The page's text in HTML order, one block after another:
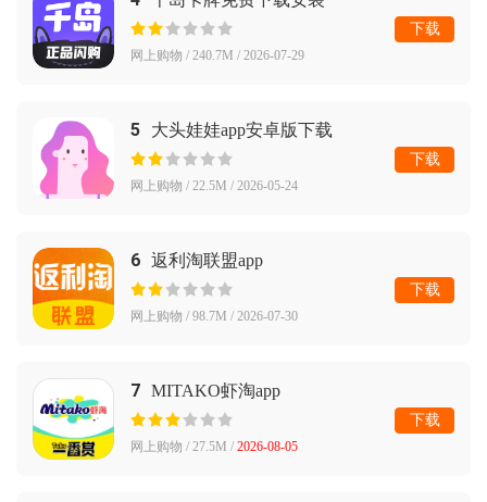
网上购物 / 240.7M / 2026-07-29
下载
5 大头娃娃app安卓版下载
网上购物 / 22.5M / 2026-05-24
下载
6 返利淘联盟app
网上购物 / 98.7M / 2026-07-30
下载
7 MITAKO虾淘app
网上购物 / 27.5M / 2026-08-05
下载